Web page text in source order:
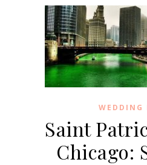
WEDDING
Saint
Chicago: